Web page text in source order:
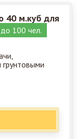
40 м.куб для
100 чел.
грунтовыми